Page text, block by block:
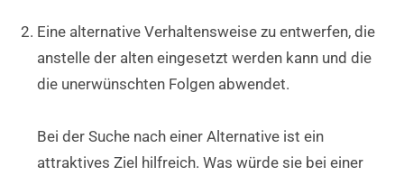
Eine alternative Verhaltensweise zu entwerfen, die
anstelle der alten eingesetzt werden kann und die
die unerwünschten Folgen abwendet.
Bei der Suche nach einer Alternative ist ein
attraktives Ziel hilfreich. Was würde sie bei einer